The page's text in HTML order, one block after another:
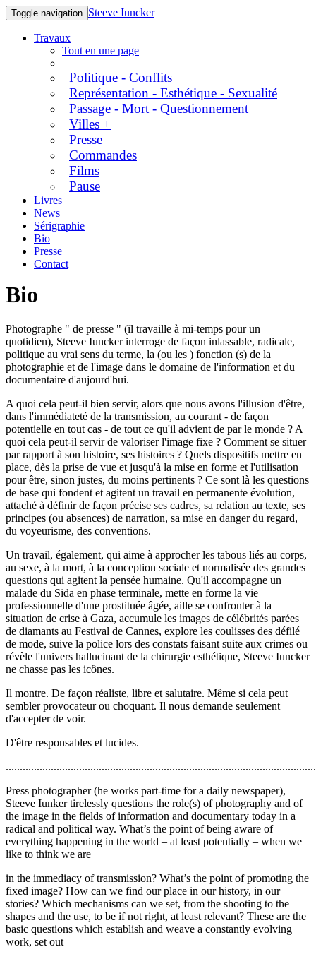
Toggle navigation Steeve Iuncker
Travaux
Tout en une page
Politique - Conflits
Représentation - Esthétique - Sexualité
Passage - Mort - Questionnement
Villes +
Presse
Commandes
Films
Pause
Livres
News
Sérigraphie
Bio
Presse
Contact
Bio
Photographe " de presse " (il travaille à mi-temps pour un
quotidien), Steeve Iuncker interroge de façon inlassable, radicale,
politique au vrai sens du terme, la (ou les ) fonction (s) de la
photographie et de l'image dans le domaine de l'information et du
documentaire d'aujourd'hui.
A quoi cela peut-il bien servir, alors que nous avons l'illusion d'être,
dans l'immédiateté de la transmission, au courant - de façon
potentielle en tout cas - de tout ce qu'il advient de par le monde ? A
quoi cela peut-il servir de valoriser l'image fixe ? Comment se situer
par rapport à son histoire, ses histoires ? Quels dispositifs mettre en
place, dès la prise de vue et jusqu'à la mise en forme et l'utilisation
pour être, sinon justes, du moins pertinents ? Ce sont là les questions
de base qui fondent et agitent un travail en permanente évolution,
attaché à définir de façon précise ses cadres, sa relation au texte, ses
principes (ou absences) de narration, sa mise en danger du regard,
du voyeurisme, des conventions.
Un travail, également, qui aime à approcher les tabous liés au corps,
au sexe, à la mort, à la conception sociale et normalisée des grandes
questions qui agitent la pensée humaine. Qu'il accompagne un
malade du Sida en phase terminale, mette en forme la vie
professionnelle d'une prostituée âgée, aille se confronter à la
situation de crise à Gaza, accumule les images de célébrités parées
de diamants au Festival de Cannes, explore les coulisses des défilé
de mode, suive la police lors des constats faisant suite aux crimes ou
révèle l'univers hallucinant de la chirurgie esthétique, Steeve Iuncker
ne chasse pas les icônes.
Il montre. De façon réaliste, libre et salutaire. Même si cela peut
sembler provocateur ou choquant. Il nous demande seulement
d'accepter de voir.
D'être responsables et lucides.
Press photographer (he works part-time for a daily newspaper),
Steeve Iunker tirelessly questions the role(s) of photography and of
the image in the fields of information and documentary today in a
radical and political way. What’s the point of being aware of
everything happening in the world – at least potentially – when we
like to think we are
in the immediacy of transmission? What’s the point of promoting the
fixed image? How can we find our place in our history, in our
stories? Which mechanisms can we set, from the shooting to the
shapes and the use, to be if not right, at least relevant? These are the
basic questions which establish and weave a constantly evolving
work, set out